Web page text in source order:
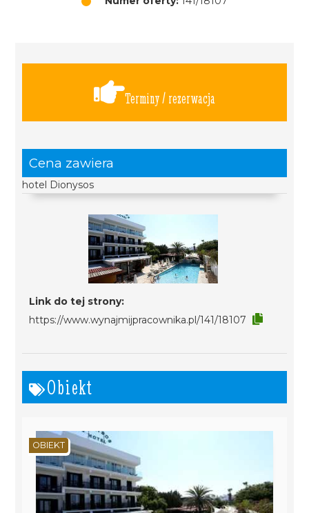
Terminy / rezerwacja
Cena zawiera
hotel Dionysos
Link do tej strony:
https://www.wynajmijpracownika.pl/141/18107
Obiekt
OBIEKT